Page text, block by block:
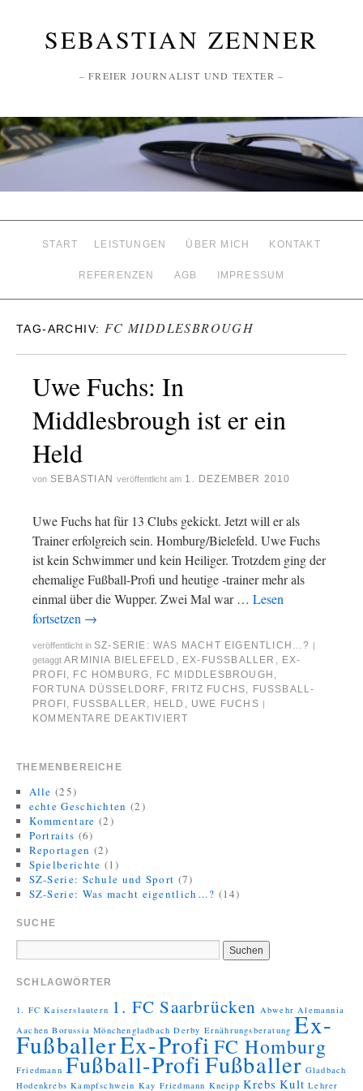
SEBASTIAN ZENNER
– FREIER JOURNALIST UND TEXTER –
START LEISTUNGEN ÜBER MICH KONTAKT
REFERENZEN AGB IMPRESSUM
TAG-ARCHIV: FC MIDDLESBROUGH
Uwe Fuchs: In
Middlesbrough ist er ein
Held
von SEBASTIAN veröffentlicht am 1. DEZEMBER 2010
Uwe Fuchs hat für 13 Clubs gekickt. Jetzt will er als
Trainer erfolgreich sein. Homburg/Bielefeld. Uwe Fuchs
ist kein Schwimmer und kein Heiliger. Trotzdem ging der
ehemalige Fußball-Profi und heutige -trainer mehr als
einmal über die Wupper. Zwei Mal war … Lesen
fortsetzen →
veröffentlicht in SZ-SERIE: WAS MACHT EIGENTLICH...?
getaggt ARMINIA BIELEFELD , EX-FUSSBALLER , EX-
PROFI , FC HOMBURG, FC MIDDLESBROUGH ,
FORTUNA DÜSSELDORF, FRITZ FUCHS, FUSSBALL-P
ROFI , FUSSBALLER , HELD , UWE FUCHS
KOMMENTARE DEAKTIVIERT
THEMENBEREICHE
Alle (25)
echte Geschichten (2)
Kommentare (2)
Portraits (6)
Reportagen (2)
Spielberichte (1)
SZ-Serie: Schule und Sport (7)
SZ-Serie: Was macht eigentlich…? (14)
SUCHE
SCHLAGWÖRTER
1. FC Kaiserslautern 1. FC Saarbrücken Abwehr Alemannia
Aachen Borussia Mönchengladbach Derby Ernährungsberatung Ex-
FußballerEx-ProfiFC Homburg
Friedmann Fußball-ProfiFußballer Gladbach
Hodenkrebs Kampfschwein Kay Friedmann Kneipp Krebs Kult Lehrer